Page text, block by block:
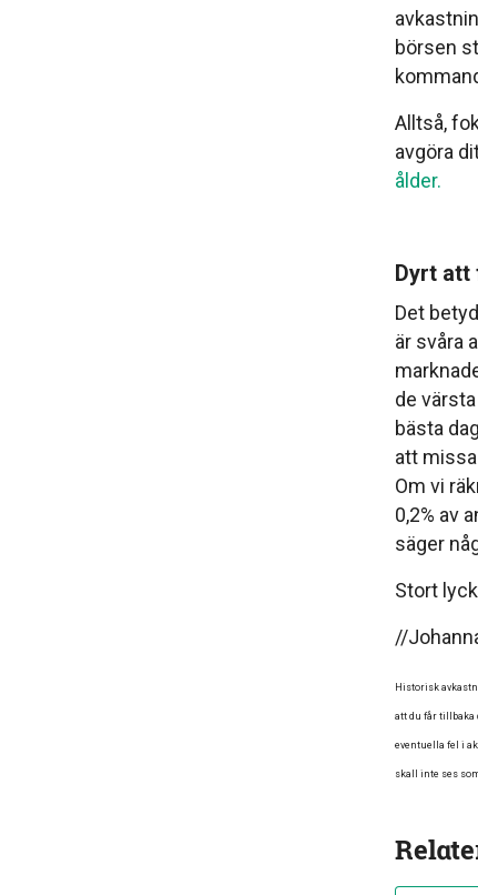
börsen
Alltså,
avgöra
ålder.
Dyrt
Det
är svåra
de
bästa
att
Om vi
0,2% av
säger
Stort
//
Historisk
att du får tillbaka
eventuella fel i
skall inte ses